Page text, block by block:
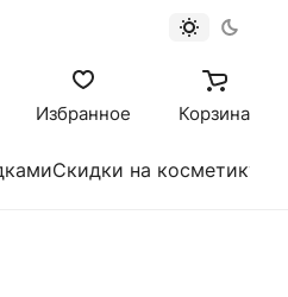
Избранное Корзина
Скидки на косметику